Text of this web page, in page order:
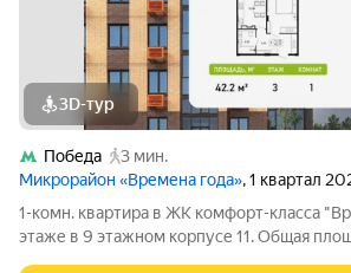
3D-тур
Победа
3 мин.
Микрорайон «Времена года», 1 квартал
1-комн. квартира в ЖК комфорт-класса
этаже в 9 этажном корпусе 11. Общая